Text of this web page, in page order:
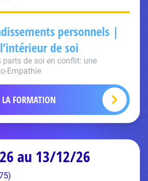
personnels |
de soi
parts de soi en conflit: une
Empathie
FORMATION
au 13/12/26